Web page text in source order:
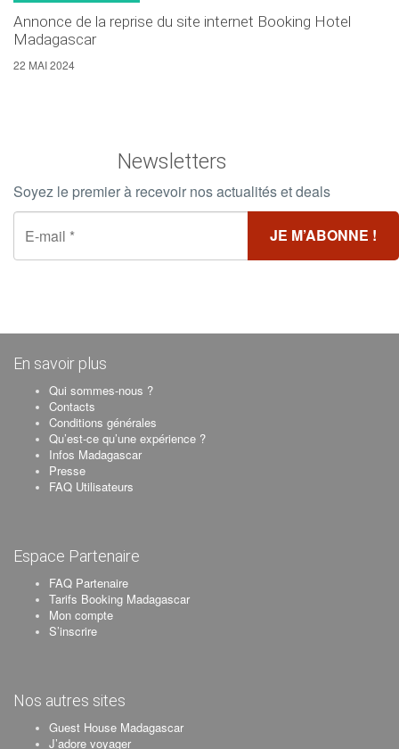
Annonce de la reprise du site internet Booking Hotel
Madagascar
22 MAI 2024
Newsletters
Soyez le premier à recevoir nos actualités et deals
En savoir plus
Qui sommes-nous ?
Contacts
Conditions générales
Qu’est-ce qu’une expérience ?
Infos Madagascar
Presse
FAQ Utilisateurs
Espace Partenaire
FAQ Partenaire
Tarifs Booking Madagascar
Mon compte
S’inscrire
Nos autres sites
Guest House Madagascar
J’adore voyager